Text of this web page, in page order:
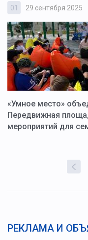
01 29 сентября 2025
«Умное место»
Передвижная
мероприятий для
РЕКЛАМА И